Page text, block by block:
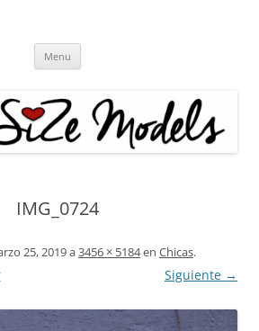
Models
Menu
IMG_0724
25, 2019a3456 × 5184en Chicas.
Siguiente →